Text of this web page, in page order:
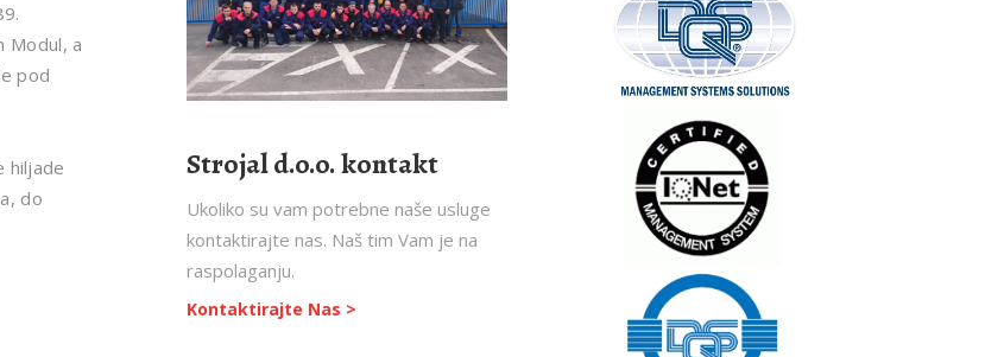
Modul, a
pod
hiljade
do
Strojal d.o.o. kontakt
Ukoliko su vam potrebne naše usluge
kontaktirajte nas. Naš tim Vam je na
raspolaganju.
Kontaktirajte Nas >